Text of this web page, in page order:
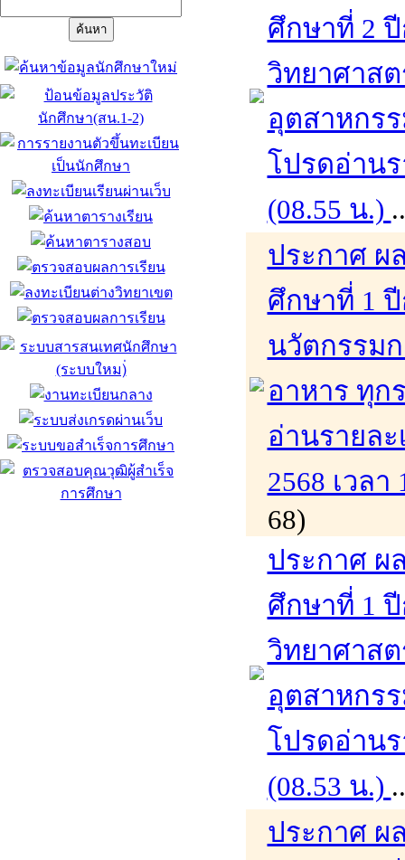
ศึกษาที่ 2
วิทยาศาส
อุตสาหกร
โปรดอ่านร
(08.55 น.)
ประกาศ ผ
ศึกษาที่ 1
นวัตกรรม
อาหาร ทุก
อ่านรายละ
2568 เวล
68)
ประกาศ ผ
ศึกษาที่ 1
วิทยาศาส
อุตสาหกร
โปรดอ่านร
(08.53 น.)
ประกาศ ผ